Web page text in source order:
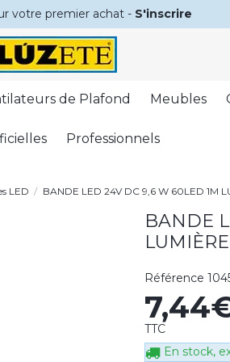
votre premier achat - S'inscrire
de Plafond Meubles
Professionnels
LED BANDE LED 24V DC 9,6 W 60LED 1M
BANDE
Référence
TTC
En stock,